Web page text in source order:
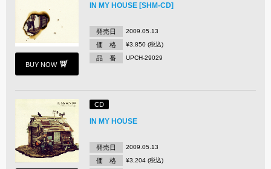
BUY NOW
IN MY HOUSE [SHM-CD]
発売日 2009.05.13
価 格 ¥3,850 (税込)
品 番 UPCH-29029
CD
IN MY HOUSE
発売日 2009.05.13
価 格 ¥3,204 (税込)